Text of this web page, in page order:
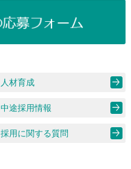
人材育成
中途採用情報
採用に関する質問